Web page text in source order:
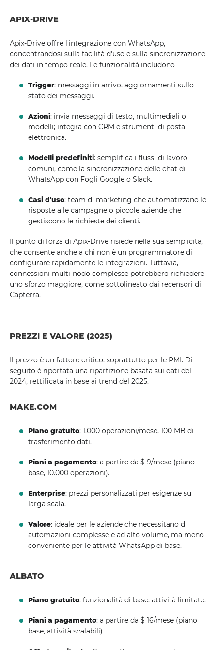
APIX-DRIVE
Apix-Drive offre l'integrazione con WhatsApp,
concentrandosi sulla facilità d'uso e sulla sincronizzazione
dei dati in tempo reale. Le funzionalità includono
Trigger: messaggi in arrivo, aggiornamenti sullo
stato dei messaggi.
Azioni: invia messaggi di testo, multimediali o
modelli; integra con CRM e strumenti di posta
elettronica.
Modelli predefiniti: semplifica i flussi di lavoro
comuni, come la sincronizzazione delle chat di
WhatsApp con Fogli Google o Slack.
Casi d'uso: team di marketing che automatizzano le
risposte alle campagne o piccole aziende che
gestiscono le richieste dei clienti.
Il punto di forza di Apix-Drive risiede nella sua semplicità,
che consente anche a chi non è un programmatore di
configurare rapidamente le integrazioni. Tuttavia,
connessioni multi-nodo complesse potrebbero richiedere
uno sforzo maggiore, come sottolineato dai recensori di
Capterra.
PREZZI E VALORE (2025)
Il prezzo è un fattore critico, soprattutto per le PMI. Di
seguito è riportata una ripartizione basata sui dati del
2024, rettificata in base ai trend del 2025.
MAKE.COM
Piano gratuito: 1.000 operazioni/mese, 100 MB di
trasferimento dati.
Piani a pagamento: a partire da $ 9/mese (piano
base, 10.000 operazioni).
Enterprise: prezzi personalizzati per esigenze su
larga scala.
Valore: ideale per le aziende che necessitano di
automazioni complesse e ad alto volume, ma meno
conveniente per le attività WhatsApp di base.
ALBATO
Piano gratuito: funzionalità di base, attività limitate.
Piani a pagamento: a partire da $ 16/mese (piano
base, attività scalabili).